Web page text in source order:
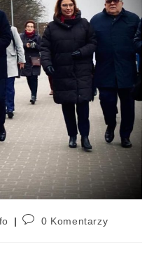
0 Komentarzy